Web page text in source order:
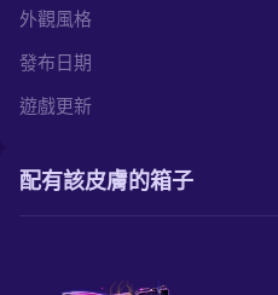
外觀風格
發布日期
遊戲更新
配有該皮膚的箱子